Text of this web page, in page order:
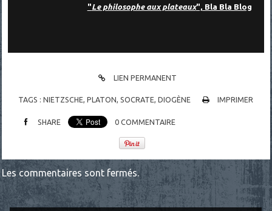
"Le philosophe aux plateaux", Bla Bla Blog
LIEN PERMANENT
TAGS :NIETZSCHE,PLATON,SOCRATE,DIOGÈNE IMPRIMER
SHARE 0 COMMENTAIRE
Les commentaires sont fermés.